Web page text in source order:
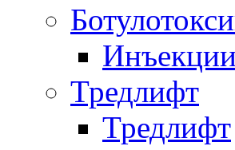
Тредлифт
Тредлифт